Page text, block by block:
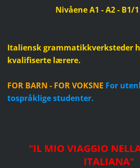
Nivåene A1 - A2 - B1/
Italiensk grammatikkverksteder
kvalifiserte lærere.
FOR BARN - FOR VOKSNE For
tospråklige studenter.
"IL MIO VIAGGIO
ITALIANA"